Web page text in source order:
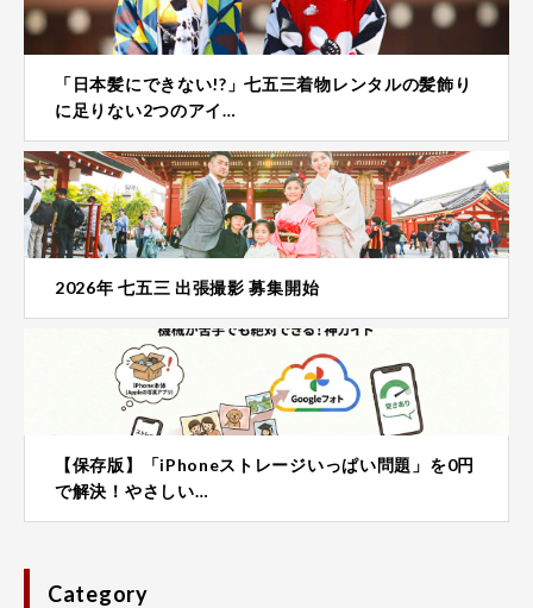
「日本髪にできない!?」七五三着物レンタルの髪飾り
に足りない2つのアイ…
2026年 七五三 出張撮影 募集開始
【保存版】「iPhoneストレージいっぱい問題」を0円
で解決！やさしい…
Category